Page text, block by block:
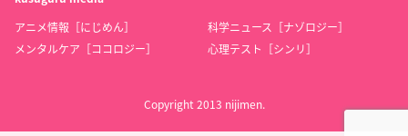
アニメ情報［にじめん］
科学ニュース［ナゾロジー］
メンタルケア［ココロジー］
心理テスト［シンリ］
Copyright 2013 nijimen.